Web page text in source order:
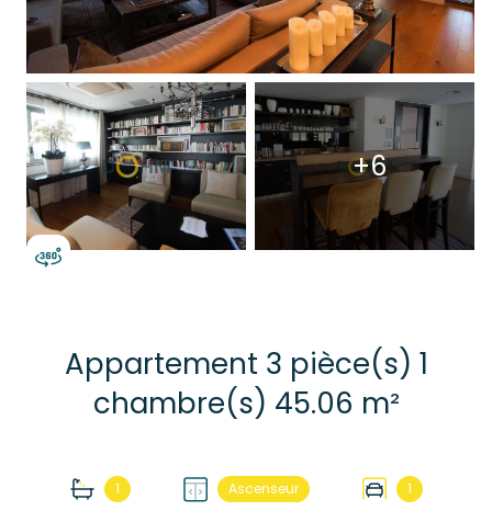
+6
Appartement 3 pièce(s) 1
chambre(s) 45.06 m²
1 Ascenseur 1